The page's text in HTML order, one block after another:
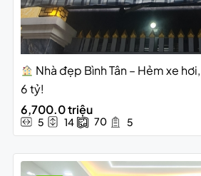
Nhà đẹp Bình Tân – Hẻm xe
6 tỷ!
6,700.0 triệu
5 14 70 5